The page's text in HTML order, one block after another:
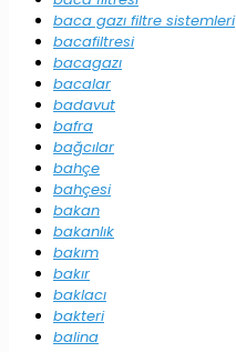
baca gazı filtre sistemleri
bacafiltresi
bacagazı
bacalar
badavut
bafra
bağcılar
bahçe
bahçesi
bakan
bakanlık
bakım
bakır
baklacı
bakteri
balina